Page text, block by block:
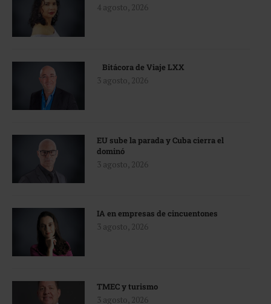
4 agosto, 2026
Bitácora de Viaje LXX
3 agosto, 2026
EU sube la parada y Cuba cierra el
dominó
3 agosto, 2026
IA en empresas de cincuentones
3 agosto, 2026
TMEC y turismo
3 agosto, 2026